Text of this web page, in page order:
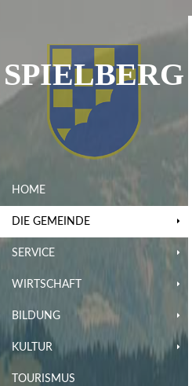
SPIELBERG
HOME
DIE GEMEINDE
SERVICE
WIRTSCHAFT
BILDUNG
KULTUR
TOURISMUS